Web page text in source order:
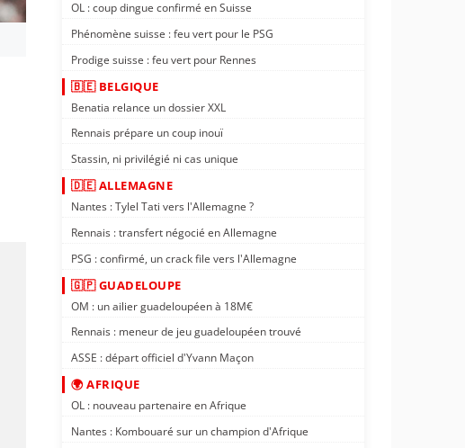
OL : coup dingue confirmé en Suisse
Phénomène suisse : feu vert pour le PSG
Prodige suisse : feu vert pour Rennes
🇧🇪 BELGIQUE
Benatia relance un dossier XXL
Rennais prépare un coup inouï
Stassin, ni privilégié ni cas unique
🇩🇪 ALLEMAGNE
Nantes : Tylel Tati vers l'Allemagne ?
Rennais : transfert négocié en Allemagne
PSG : confirmé, un crack file vers l'Allemagne
🇬🇵 GUADELOUPE
OM : un ailier guadeloupéen à 18M€
Rennais : meneur de jeu guadeloupéen trouvé
ASSE : départ officiel d'Yvann Maçon
🌍 AFRIQUE
OL : nouveau partenaire en Afrique
Nantes : Kombouaré sur un champion d'Afrique